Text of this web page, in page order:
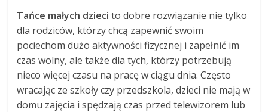
Tańce małych dziecito dobre rozwiązanie nie tylko
dla rodziców, którzy chcą zapewnić swoim
pociechom dużo aktywności fizycznej i zapełnić im
czas wolny, ale także dla tych, którzy potrzebują
nieco więcej czasu na pracę w ciągu dnia. Często
wracając ze szkoły czy przedszkola, dzieci nie mają w
domu zajęcia i spędzają czas przed telewizorem lub